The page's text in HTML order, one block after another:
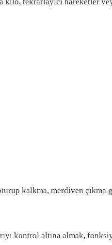
kalkma, merdiven
kontrol altına almak,